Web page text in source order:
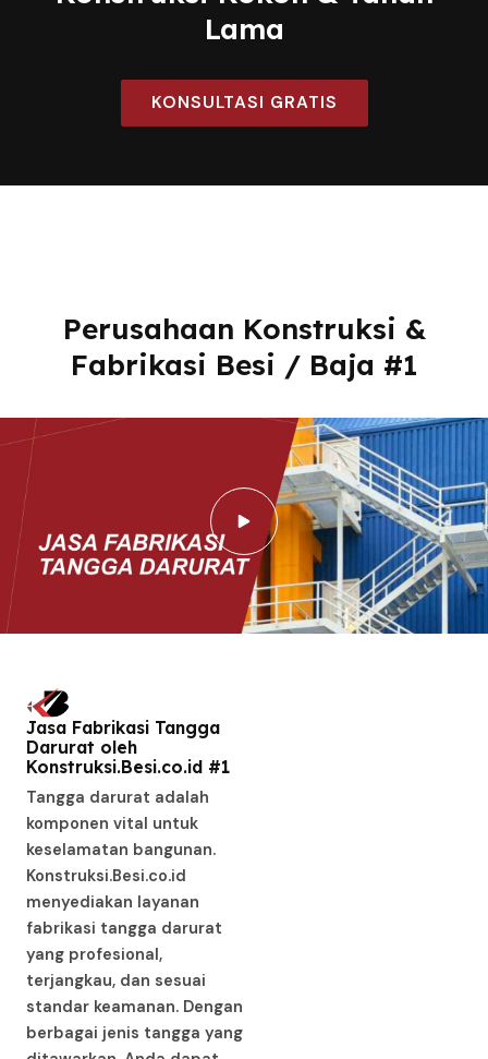
Lama
KONSULTASI GRATIS
Perusahaan Konstruksi &
Fabrikasi Besi / Baja #1
Jasa Fabrikasi Tangga
Darurat oleh
Konstruksi.Besi.co.id #1
Tangga darurat adalah
komponen vital untuk
keselamatan bangunan.
Konstruksi.Besi.co.id
menyediakan layanan
fabrikasi tangga darurat
yang profesional,
terjangkau, dan sesuai
standar keamanan. Dengan
berbagai jenis tangga yang